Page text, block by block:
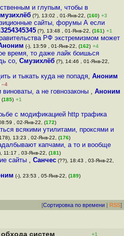
и глупым, чтобы в
(?), 13:02 , 01-Янв-22, (160) +3
сайты, форумы А если
(?), 13:48 , 01-Янв-22, (161) +1
РФ экстремизмом может
(-), 13:59 , 01-Янв-22, (162) +4
время, то даже лайк боишься
со,Смузихлёб (?), 14:46 , 01-Янв-22,
и тыкать куда не попадя, Аноним
–4
виноваты, а не говнозаконы , Аноним
(185) +1
с модификацией http трафика
, 02-Янв-22, (172)
всякими утилитами, проксями и
13:23 , 02-Янв-22, (176)
капчами, а то и вообще
11:17 , 03-Янв-22, (181)
сайты , Санчес(??), 18:43 , 03-Янв-22,
(-), 23:53 , 05-Янв-22, (189)
[Сортировка по времени | RSS]
систем
+1